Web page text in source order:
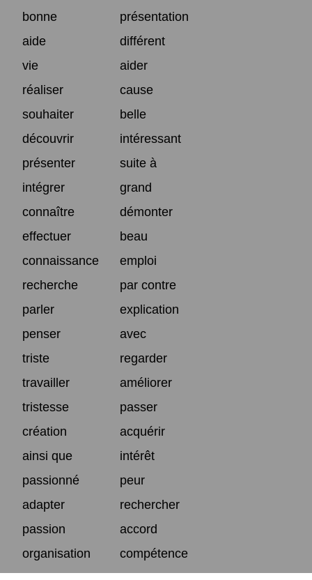
bonne
présentation
aide
différent
vie
aider
réaliser
cause
souhaiter
belle
découvrir
intéressant
présenter
suite à
intégrer
grand
connaître
démonter
effectuer
beau
connaissance
emploi
recherche
par contre
parler
explication
penser
avec
triste
regarder
travailler
améliorer
tristesse
passer
création
acquérir
ainsi que
intérêt
passionné
peur
adapter
rechercher
passion
accord
organisation
compétence